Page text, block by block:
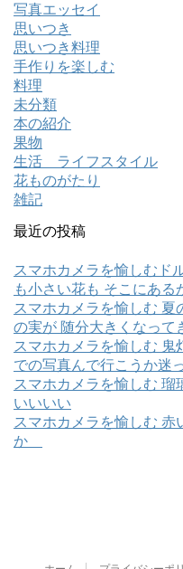
写真エッセイ
思いつき
思いつき料理
手作りを楽しむ
料理
未分類
本の紹介
果物
生活 ライフスタイル
花ものがたり
雑記
最近の投稿
スマホカメラを愉しむド
も小さい花も そこにある
スマホカメラを愉しむ 夏
の実が 随分大きくなって
スマホカメラを愉しむ 鬼
での写真んで行こうか迷
スマホカメラを愉しむ
いいいい
スマホカメラを愉しむ 赤
か